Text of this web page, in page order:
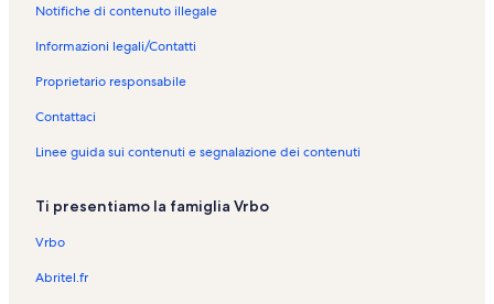
Notifiche di contenuto illegale
Informazioni legali/Contatti
Proprietario responsabile
Contattaci
Linee guida sui contenuti e segnalazione dei contenuti
Ti presentiamo la famiglia Vrbo
Vrbo
Abritel.fr